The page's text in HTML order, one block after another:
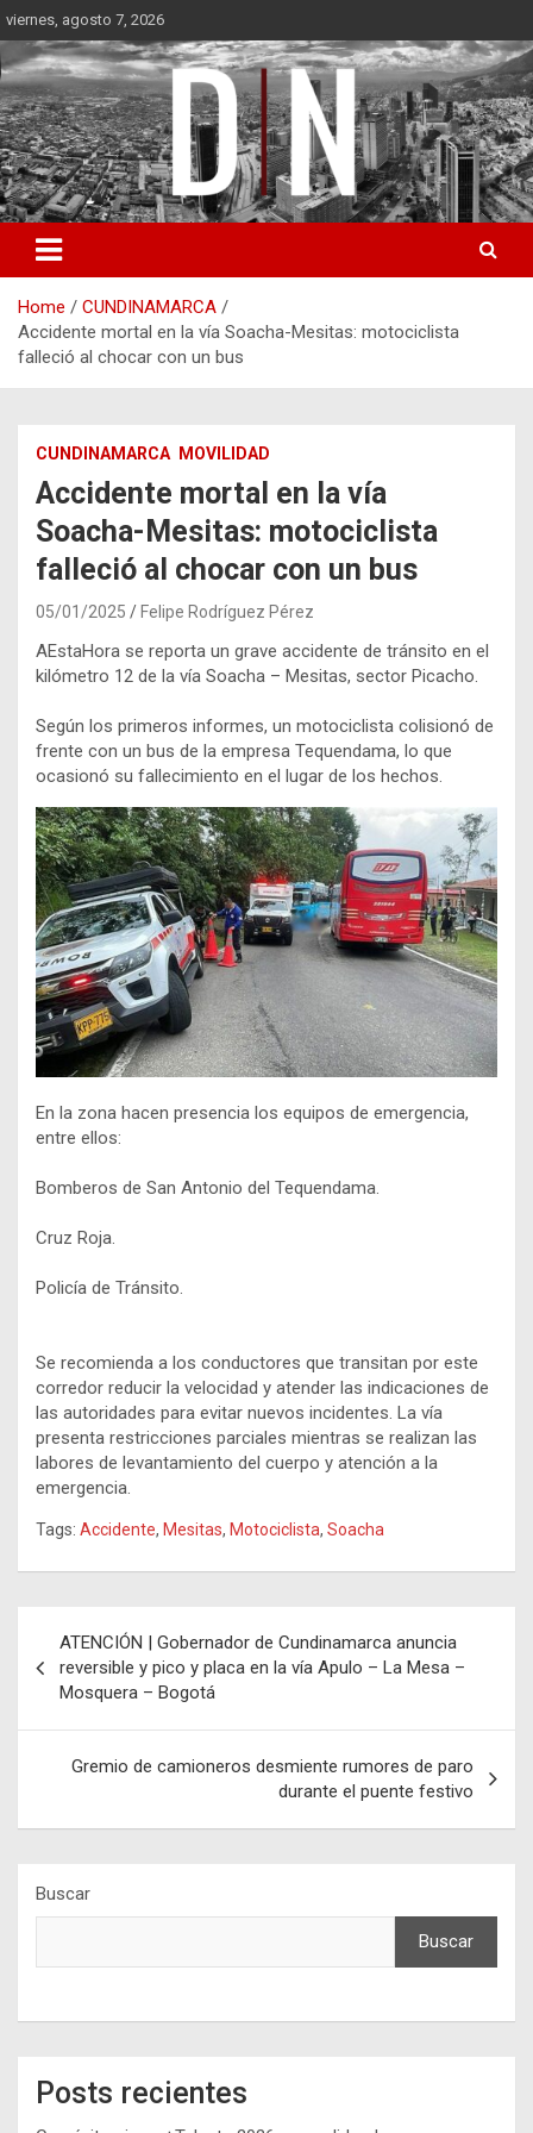
Skip
to
content
viernes, agosto 7, 2026
Diámetro Noticias
Home
CUNDINAMARCA
Accidente mortal en la vía Soacha-Mesitas: motociclista
falleció al chocar con un bus
CUNDINAMARCA MOVILIDAD
Accidente mortal en la vía
Soacha-Mesitas: motociclista
falleció al chocar con un bus
05/01/2025 Felipe Rodríguez Pérez
AEstaHora se reporta un grave accidente de tránsito en el
kilómetro 12 de la vía Soacha – Mesitas, sector Picacho.
Según los primeros informes, un motociclista colisionó de
frente con un bus de la empresa Tequendama, lo que
ocasionó su fallecimiento en el lugar de los hechos.
En la zona hacen presencia los equipos de emergencia,
entre ellos:
Bomberos de San Antonio del Tequendama.
Cruz Roja.
Policía de Tránsito.
Se recomienda a los conductores que transitan por este
corredor reducir la velocidad y atender las indicaciones de
las autoridades para evitar nuevos incidentes. La vía
presenta restricciones parciales mientras se realizan las
labores de levantamiento del cuerpo y atención a la
emergencia.
Tags: Accidente, Mesitas, Motociclista, Soacha
Navegación
de
entradas
ATENCIÓN | Gobernador de Cundinamarca anuncia
reversible y pico y placa en la vía Apulo – La Mesa –
Mosquera – Bogotá
Gremio de camioneros desmiente rumores de paro
durante el puente festivo
Buscar
Buscar
Posts recientes